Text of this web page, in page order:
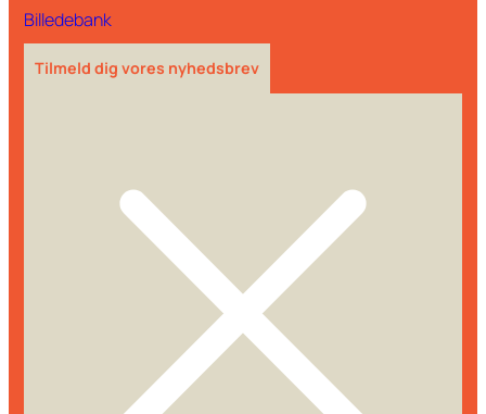
Billedebank
Tilmeld dig vores nyhedsbrev